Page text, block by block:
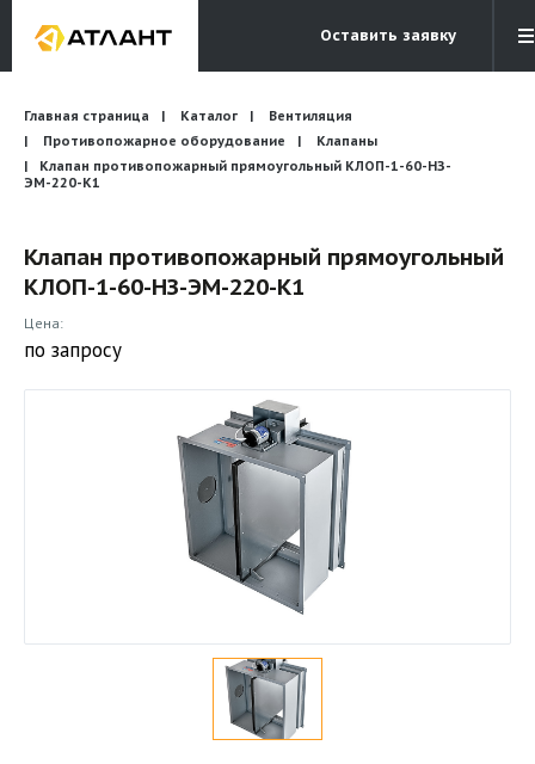
Оставить заявку
Электронная почта
info@atlantcompany.ru
Бесплатный звонок
8 (495) 532-45-07
Бренды
Каталоги
Главная страница Каталог
Вентиляция
Противопожарное оборудование
Клапаны
Клапан противопожарный прямоугольный КЛОП-1-60-НЗ-
ЭМ-220-К1
Клапан противопожарный прямоугольный
КЛОП-1-60-НЗ-ЭМ-220-К1
Цена:
по запросу